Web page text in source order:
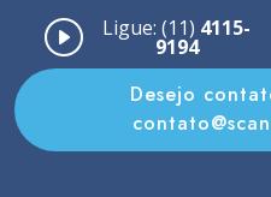
Ligue: (11) 4115-
9194
Desejo